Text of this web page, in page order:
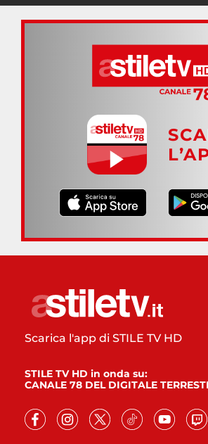
Scarica l'app di STILE TV HD
STILE TV HD in onda su:
CANALE 78 DEL DIGITALE